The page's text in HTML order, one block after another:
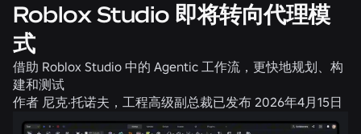
Roblox Studio 即将转向代理模
式
借助 Roblox Studio 中的 Agentic 工作流，更快地规划、构
建和测试
作者 尼克·托诺夫，工程高级副总裁已发布 2026年4月15日